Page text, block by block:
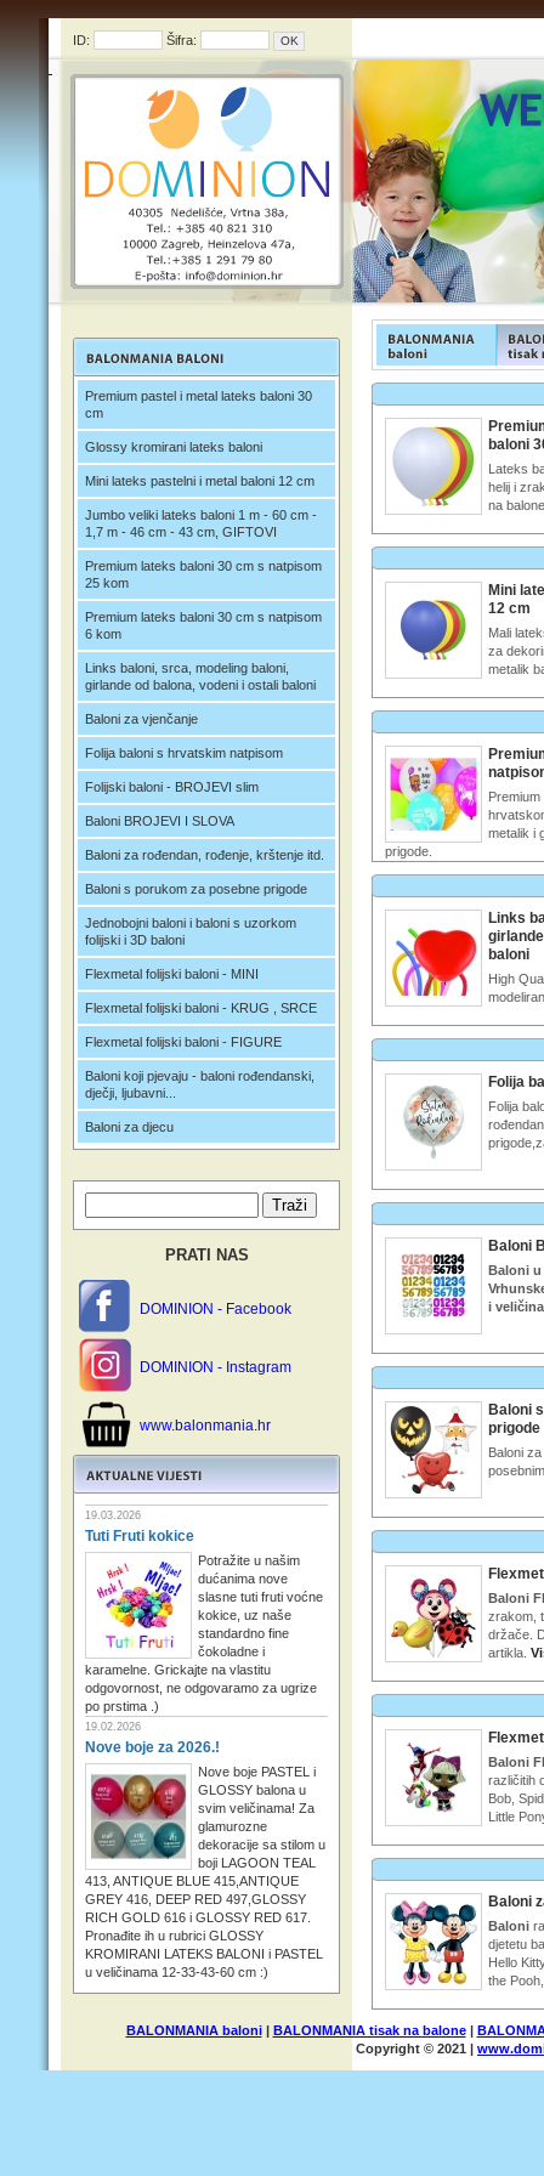
ID: Šifra:
Premium pastel i metal lateks baloni 30
cm
Glossy kromirani lateks baloni
Mini lateks pastelni i metal baloni 12 cm
Jumbo veliki lateks baloni 1 m - 60 cm -
1,7 m - 46 cm - 43 cm, GIFTOVI
Premium lateks baloni 30 cm s natpisom
25 kom
Premium lateks baloni 30 cm s natpisom
6 kom
Links baloni, srca, modeling baloni,
girlande od balona, vodeni i ostali baloni
Baloni za vjenčanje
Folija baloni s hrvatskim natpisom
Folijski baloni - BROJEVI slim
Baloni BROJEVI I SLOVA
Baloni za rođendan, rođenje, krštenje itd.
Baloni s porukom za posebne prigode
Jednobojni baloni i baloni s uzorkom
folijski i 3D baloni
Flexmetal folijski baloni - MINI
Flexmetal folijski baloni - KRUG , SRCE
Flexmetal folijski baloni - FIGURE
Baloni koji pjevaju - baloni rođendanski,
dječji, ljubavni...
Baloni za djecu
PRATI NAS
DOMINION - Facebook
DOMINION - Instagram
www.balonmania.hr
19.03.2026
Tuti Fruti kokice
Potražite u našim
dućanima nove
slasne tuti fruti voćne
kokice, uz naše
standardno fine
čokoladne i
karamelne. Grickajte na vlastitu
odgovornost, ne odgovaramo za ugrize
po prstima .)
19.02.2026
Nove boje za 2026.!
Nove boje PASTEL i
GLOSSY balona u
svim veličinama! Za
glamurozne
dekoracije sa stilom u
boji LAGOON TEAL
413, ANTIQUE BLUE 415,ANTIQUE
GREY 416, DEEP RED 497,GLOSSY
RICH GOLD 616 i GLOSSY RED 617.
Pronađite ih u rubrici GLOSSY
KROMIRANI LATEKS BALONI i PASTEL
u veličinama 12-33-43-60 cm :)
baloni
Lateks
helij i
na
Mini
12 cm
Mali
za
metalik
metalik i
prigode.
Links
baloni
High
Folija
Folija
Baloni
Baloni
i
Baloni
prigode
Baloni
Baloni
zrakom,
držače.
artikla.
Baloni
različitih
Bob,
Little
Baloni
Baloni
djetetu
Hello
the
BALONMANIA baloni| BALONMANIA tisak na balone|
Copyright © 2021 |